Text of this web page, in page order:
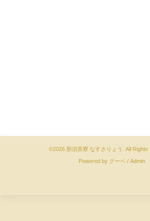
©2026 那須茶寮 なすさりょう
. All
Powered by グーペ/ Admin